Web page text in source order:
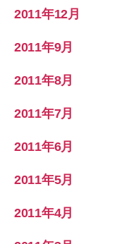
2011年12月
2011年9月
2011年8月
2011年7月
2011年6月
2011年5月
2011年4月